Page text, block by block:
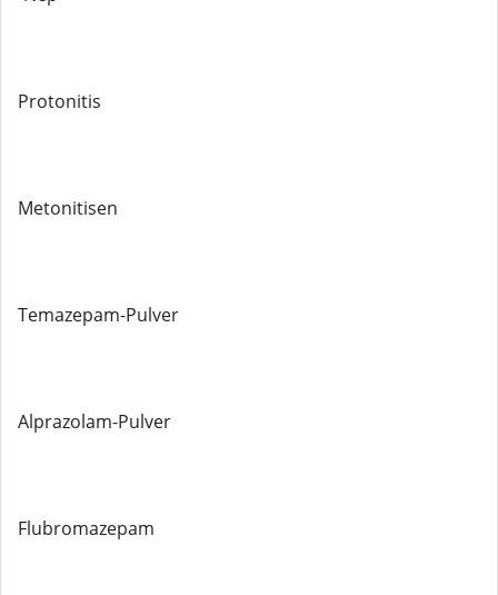
Protonitis
Metonitisen
Temazepam-Pulver
Alprazolam-Pulver
Flubromazepam